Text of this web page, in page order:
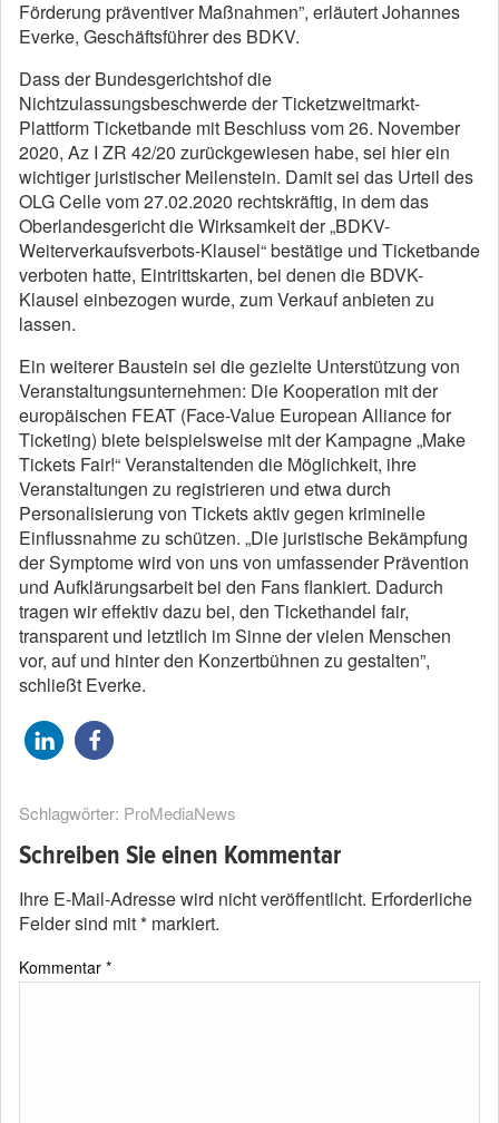
Förderung präventiver Maßnahmen”, erläutert Johannes
Everke, Geschäftsführer des BDKV.
Dass der Bundesgerichtshof die
Nichtzulassungsbeschwerde der Ticketzweitmarkt-
Plattform Ticketbande mit Beschluss vom 26. November
2020, Az I ZR 42/20 zurückgewiesen habe, sei hier ein
wichtiger juristischer Meilenstein. Damit sei das Urteil des
OLG Celle vom 27.02.2020 rechtskräftig, in dem das
Oberlandesgericht die Wirksamkeit der „BDKV-
Weiterverkaufsverbots-Klausel“ bestätige und Ticketbande
verboten hatte, Eintrittskarten, bei denen die BDVK-
Klausel einbezogen wurde, zum Verkauf anbieten zu
lassen.
Ein weiterer Baustein sei die gezielte Unterstützung von
Veranstaltungsunternehmen: Die Kooperation mit der
europäischen FEAT (Face-Value European Alliance for
Ticketing) biete beispielsweise mit der Kampagne „Make
Tickets Fair!“ Veranstaltenden die Möglichkeit, ihre
Veranstaltungen zu registrieren und etwa durch
Personalisierung von Tickets aktiv gegen kriminelle
Einflussnahme zu schützen. „Die juristische Bekämpfung
der Symptome wird von uns von umfassender Prävention
und Aufklärungsarbeit bei den Fans flankiert. Dadurch
tragen wir effektiv dazu bei, den Tickethandel fair,
transparent und letztlich im Sinne der vielen Menschen
vor, auf und hinter den Konzertbühnen zu gestalten”,
schließt Everke.
Schlagwörter: ProMediaNews
Schreiben Sie einen Kommentar
Ihre E-Mail-Adresse wird nicht veröffentlicht. Erforderliche
Felder sind mit* markiert.
Kommentar *